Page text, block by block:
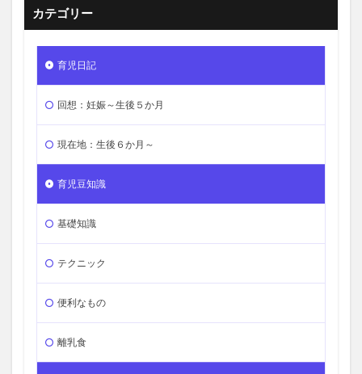
カテゴリー
育児日記
回想：妊娠～生後５か月
現在地：生後６か月～
育児豆知識
基礎知識
テクニック
便利なもの
離乳食